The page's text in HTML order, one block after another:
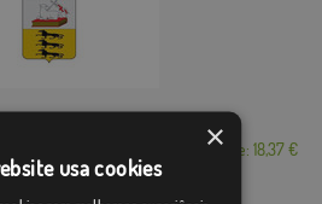
Desde: 18,37 €
×
usa cookies